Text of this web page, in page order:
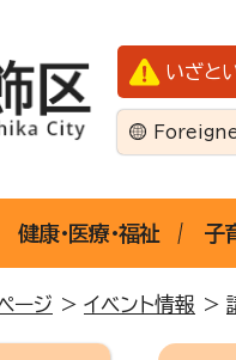
いざと
健康・医療・福祉 子
ージ > イベント情報 >